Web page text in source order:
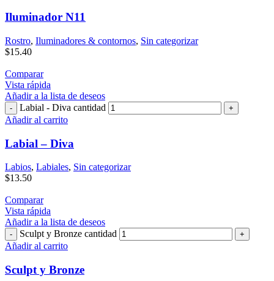
Iluminador N11
Rostro, Iluminadores & contornos, Sin categorizar
$15.40
Comparar
Vista rápida
Añadir a la lista de deseos
Labial - Diva cantidad
Añadir al carrito
Labial – Diva
Labios, Labiales, Sin categorizar
$13.50
Comparar
Vista rápida
Añadir a la lista de deseos
Sculpt y Bronze cantidad
Añadir al carrito
Sculpt y Bronze